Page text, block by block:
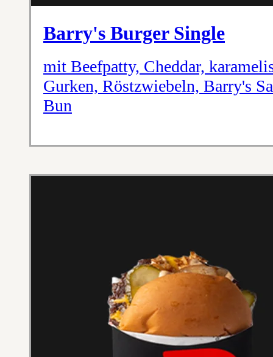
Barry's Burger Single
mit Beefpatty, Cheddar,
Gurken, Röstzwiebeln, Barry's
Bun